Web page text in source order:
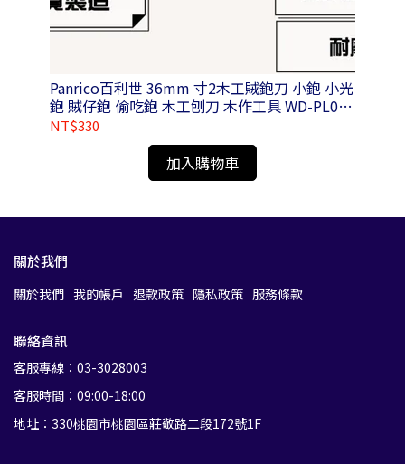
Panrico百利世 36mm 寸2木工賊鉋刀 小鉋 小光
鉋 賊仔鉋 偷吃鉋 木工刨刀 木作工具 WD-PL01-
N036100
NT$330
加入購物車
關於我們
關於我們 我的帳戶 退款政策 隱私政策 服務條款
聯絡資訊
客服專線：03-3028003
客服時間：09:00-18:00
地址：330桃園市桃園區莊敬路二段172號1F